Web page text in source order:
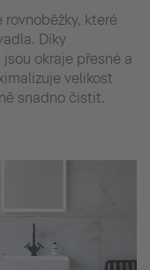
které
Díky
okraje přesné a
velikost
snadno čistit.